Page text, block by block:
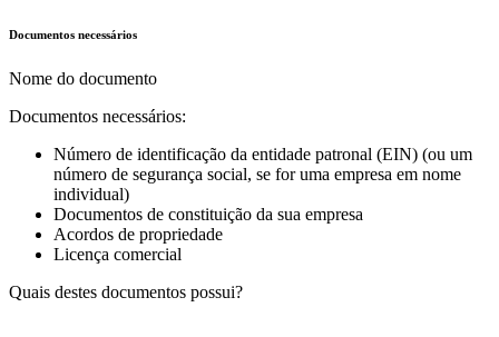
Documentos necessários
Nome do documento
Documentos necessários:
Número de identificação da entidade patronal (EIN) (ou um
número de segurança social, se for uma empresa em nome
individual)
Documentos de constituição da sua empresa
Acordos de propriedade
Licença comercial
Quais destes documentos possui?